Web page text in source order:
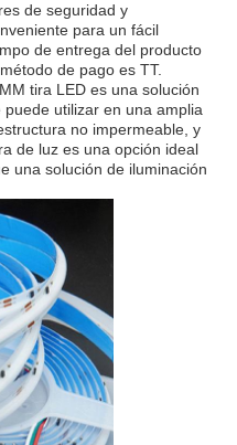
de seguridad y
para un fácil
de entrega del producto
de pago es TT.
tira LED es una solución
utilizar en una amplia
no impermeable, y
de luz es una opción ideal
una solución de iluminación